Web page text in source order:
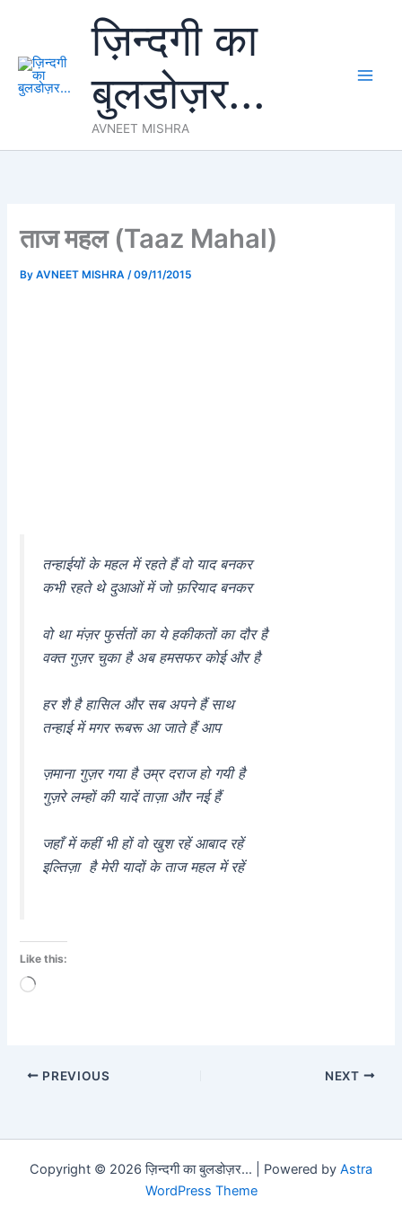
content
ज़िन्दगी का
बुलडोज़र...
AVNEET MISHRA
ताज महल (Taaz Mahal)
ByAVNEET MISHRA/09/11/2015
तन्हाईयों के महल में रहते हैं वो याद बनकर
कभी रहते थे दुआओं में जो फ़रियाद बनकर
वो था मंज़र फुर्सतों का ये हकीकतों का दौर है
वक्त गुज़र चुका है अब हमसफर कोई और है
हर शै है हासिल और सब अपने हैं साथ
तन्हाई में मगर रूबरू आ जाते हैं आप
ज़माना गुज़र गया है उम्र दराज हो गयी है
गुज़रे लम्हों की यादें ताज़ा और नई हैं
जहाँ में कहीं भी हों वो खुश रहें आबाद रहें
इल्तिज़ा है मेरी यादों के ताज महल में रहें
Like this:
Loading…
PREVIOUS NEXT
Copyright © 2026 ज़िन्दगी का बुलडोज़र... | Powered by Astra
WordPress Theme